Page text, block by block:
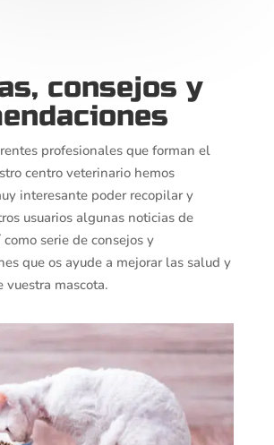
consejos y
profesionales que forman el
centro veterinario hemos
interesante poder recopilar y
usuarios algunas noticias de
serie de consejos y
que os ayude a mejorar las salud y
vuestra mascota.